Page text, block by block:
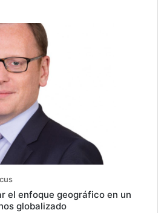
el enfoque geográfico en un
globalizado